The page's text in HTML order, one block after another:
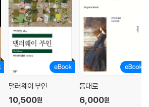
댈러웨이 부인
10,500원
등대로
6,000원